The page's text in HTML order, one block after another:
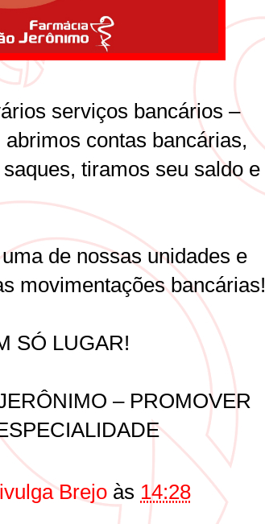
serviços bancários –
contas bancárias,
tiramos seu saldo e
de nossas unidades e
movimentações bancárias!
SÓ LUGAR!
– PROMOVER
Brejo às 14:28